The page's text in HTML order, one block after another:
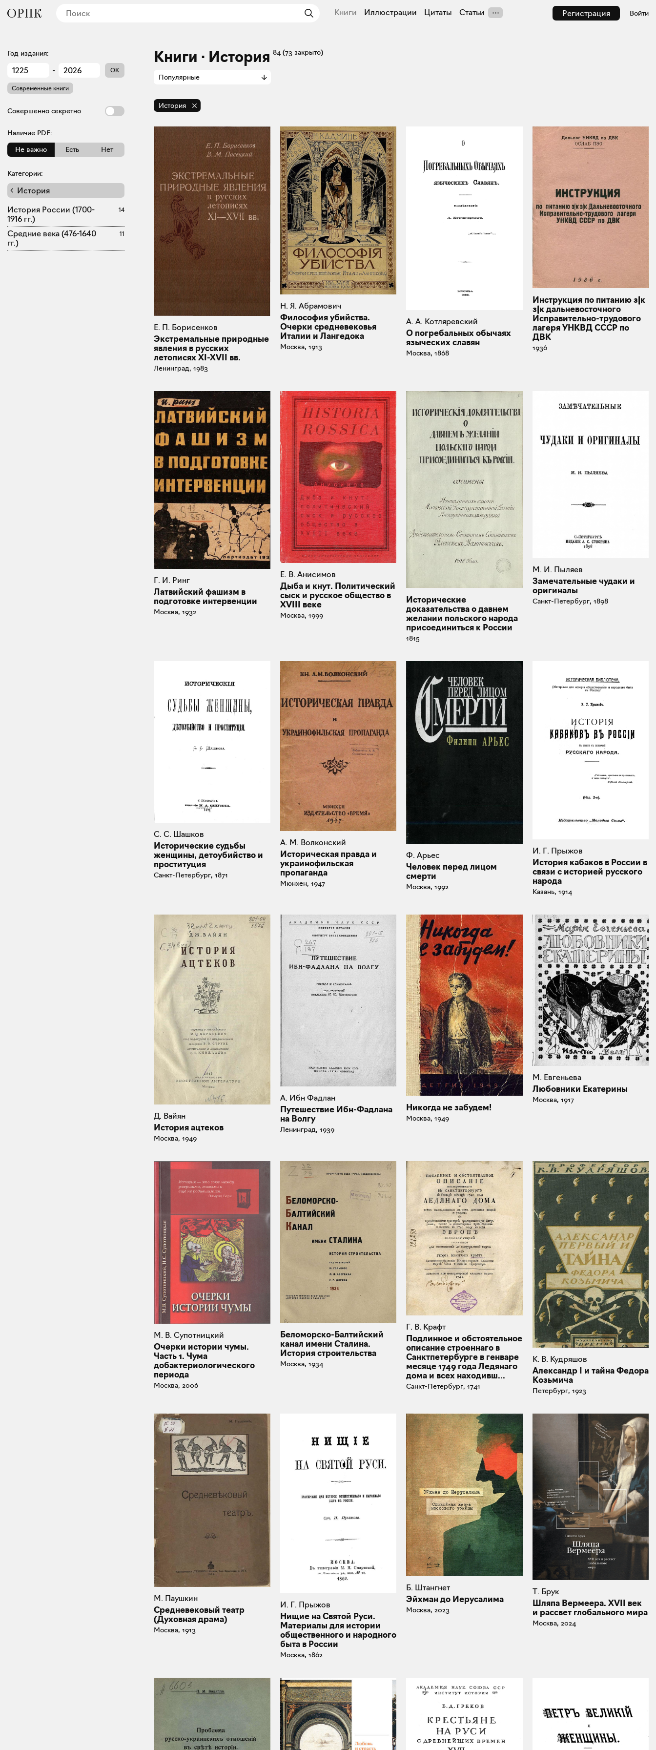
Регистрация Войти
Книги Иллюстрации Цитаты Статьи
Книги · История 84 (73 закрыто)
Год издания:
- OK
Современные книги
Совершенно секретно
Наличие PDF:
Не важно
Есть Нет
Категории:
История
История России (1700-
1916 гг.)
14
Средние века (476-1640
гг.)
11
Популярные
История
Е. П. Борисенков
Экстремальные природные
явления в русских
летописях XI-XVII вв.
Ленинград, 1983
Н. Я. Абрамович
Философия убийства.
Очерки средневековья
Италии и Лангедока
Москва, 1913
А. А. Котляревский
О погребальных обычаях
языческих славян
Москва, 1868
Инструкция по питанию з|к
з|к дальневосточного
Исправительно-трудового
лагеря УНКВД СССР по
ДВК
1936
Г. И. Ринг
Латвийский фашизм в
подготовке интервенции
Москва, 1932
Е. В. Анисимов
Дыба и кнут. Политический
сыск и русское общество в
XVIII веке
Москва, 1999
Исторические
доказательства о давнем
желании польского народа
присоединиться к Poccии
1815
М. И. Пыляев
Замечательные чудаки и
оригиналы
Санкт-Петербург, 1898
С. С. Шашков
Исторические судьбы
женщины, детоубийство и
проституция
Санкт-Петербург, 1871
А. М. Волконский
Историческая правда и
украинофильская
пропаганда
Мюнхен, 1947
Ф. Арьес
Человек перед лицом
смерти
Москва, 1992
И. Г. Прыжов
История кабаков в России в
связи с историей русского
народа
Казань, 1914
Д. Вайян
История ацтеков
Москва, 1949
А. Ибн Фадлан
Путешествие Ибн-Фадлана
на Волгу
Ленинград, 1939
Никогда не забудем!
Москва, 1949
М. Евгеньева
Любовники Екатерины
Москва, 1917
М. В. Супотницкий
Очерки истории чумы.
Часть 1. Чума
добактериологического
периода
Москва, 2006
Беломорско-Балтийский
канал имени Сталина.
История строительства
Москва, 1934
Г. В. Крафт
Подлинное и обстоятельное
описание строеннаго в
Санктпетербурге в генваре
месяце 1749 года Ледянаго
дома и всех находивш...
Санкт-Петербург, 1741
К. В. Кудряшов
Александр I и тайна Федора
Козьмича
Петербург, 1923
М. Паушкин
Средневековый театр
(Духовная драма)
Москва, 1913
И. Г. Прыжов
Нищие на Святой Руси.
Материалы для истории
общественного и народного
быта в России
Москва, 1862
Б. Штангнет
Эйхман до Иерусалима
Москва, 2023
Т. Брук
Шляпа Вермеера. XVII век
и рассвет глобального мира
Москва, 2024